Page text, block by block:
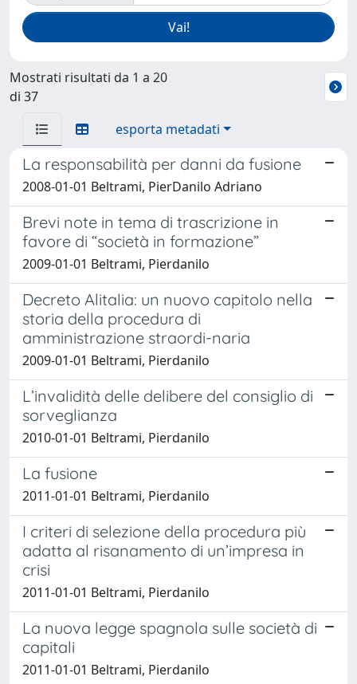
Mostrati risultati da 1 a 20
di 37
esporta metadati
La responsabilità per danni da fusione
2008-01-01 Beltrami, PierDanilo Adriano
Brevi note in tema di trascrizione in
favore di “società in formazione”
2009-01-01 Beltrami, Pierdanilo
Decreto Alitalia: un nuovo capitolo nella
storia della procedura di
amministrazione straordi-naria
2009-01-01 Beltrami, Pierdanilo
L’invalidità delle delibere del consiglio di
sorveglianza
2010-01-01 Beltrami, Pierdanilo
La fusione
2011-01-01 Beltrami, Pierdanilo
I criteri di selezione della procedura più
adatta al risanamento di un’impresa in
crisi
2011-01-01 Beltrami, Pierdanilo
La nuova legge spagnola sulle società di
capitali
2011-01-01 Beltrami, Pierdanilo